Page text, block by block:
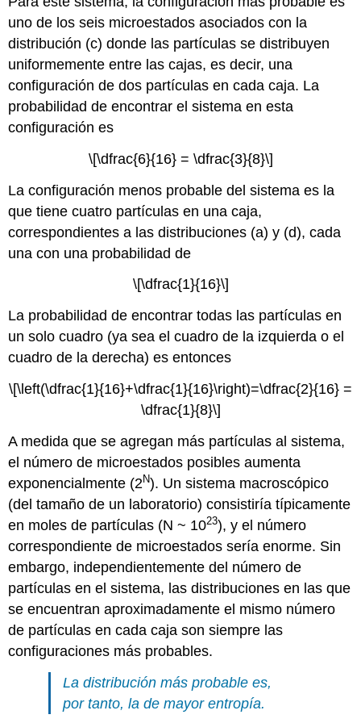
uno de los seis microestados asociados con la
distribución (c) donde las partículas se distribuyen
uniformemente entre las cajas, es decir, una
configuración de dos partículas en cada caja. La
probabilidad de encontrar el sistema en esta
configuración es
\[\dfrac{6}{16} = \dfrac{3}{8}\]
La configuración menos probable del sistema es la
que tiene cuatro partículas en una caja,
correspondientes a las distribuciones (a) y (d), cada
una con una probabilidad de
\[\dfrac{1}{16}\]
La probabilidad de encontrar todas las partículas en
un solo cuadro (ya sea el cuadro de la izquierda o el
cuadro de la derecha) es entonces
\[\left(\dfrac{1}{16}+\dfrac{1}{16}\right)=\dfrac{2}{16} =
\dfrac{1}{8}\]
A medida que se agregan más partículas al sistema,
el número de microestados posibles aumenta
exponencialmente (2 N). Un sistema macroscópico
(del tamaño de un laboratorio) consistiría típicamente
en moles de partículas (N ~ 1023), y el número
correspondiente de microestados sería enorme. Sin
embargo, independientemente del número de
partículas en el sistema, las distribuciones en las que
se encuentran aproximadamente el mismo número
de partículas en cada caja son siempre las
configuraciones más probables.
La distribución más probable es,
por tanto, la de mayor entropía.